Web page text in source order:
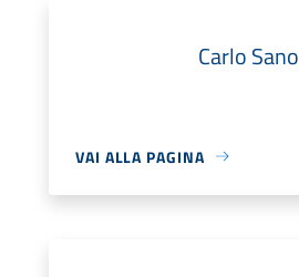
Carlo Sano
VAI ALLA PAGINA